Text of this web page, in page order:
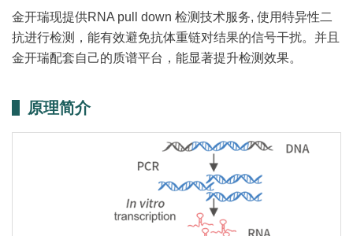
金开瑞现提供RNA pull down 检测技术服务, 使用特异性二
抗进行检测，能有效避免抗体重链对结果的信号干扰。并且
金开瑞配套自己的质谱平台，能显著提升检测效果。
原理简介